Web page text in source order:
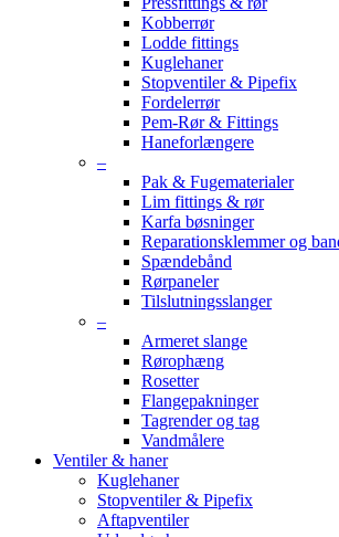
Kobberrør
Lodde fittings
Kuglehaner
Stopventiler & Pipefix
Fordelerrør
Pem-Rør & Fittings
Haneforlængere
–
Pak & Fugematerialer
Lim fittings & rør
Karfa bøsninger
Reparationsklemmer og
Spændebånd
Rørpaneler
Tilslutningsslanger
–
Armeret slange
Rørophæng
Rosetter
Flangepakninger
Tagrender og tag
Vandmålere
Ventiler & haner
Kuglehaner
Stopventiler & Pipefix
Aftapventiler